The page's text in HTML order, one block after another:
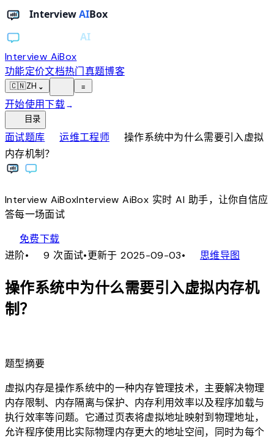
Interview AiBox
功能定价文档热门真题博客
🇨🇳ZH ⌄ ≡
开始使用下载→
目录
面试题库chevron_right运维工程师chevron_right
操作系统中为什么需要引入虚拟
内存机制？
Interview AiBoxInterviewAiBox实时 AI 助手，让你自信应
答每一场面试
免费下载
进阶• 9 次面试•更新于 2025-09-03• 思维导图
操作系统中为什么需要引入虚拟内存机
制？
题型摘要
虚拟内存是操作系统中的一种内存管理技术，主要解决物理
内存限制、内存隔离与保护、内存利用效率以及程序加载与
执行效率等问题。它通过页表将虚拟地址映射到物理地址，
允许程序使用比实际物理内存更大的地址空间，同时为每个